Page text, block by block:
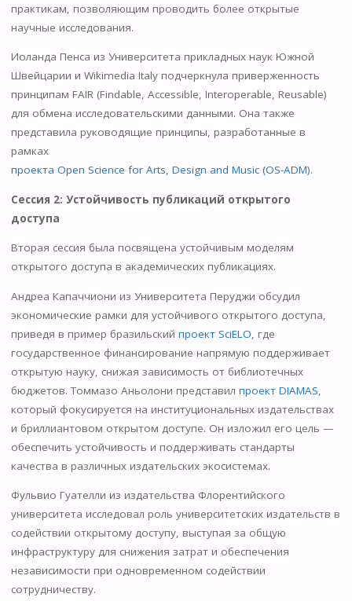
практикам, позволяющим проводить более открытые
научные исследования.
Иоланда Пенса из Университета прикладных наук Южной
Швейцарии и Wikimedia Italy подчеркнула приверженность
принципам FAIR (Findable, Accessible, Interoperable, Reusable)
для обмена исследовательскими данными. Она также
представила руководящие принципы, разработанные в
рамках
проекта Open Science for Arts, Design and Music (OS-ADM).
Сессия 2: Устойчивость публикаций открытого
доступа
Вторая сессия была посвящена устойчивым моделям
открытого доступа в академических публикациях.
Андреа Капаччиони из Университета Перуджи обсудил
экономические рамки для устойчивого открытого доступа,
приведя в пример бразильский проект SciELO, где
государственное финансирование напрямую поддерживает
открытую науку, снижая зависимость от библиотечных
бюджетов. Томмазо Аньолони представил проект DIAMAS,
который фокусируется на институциональных издательствах
и бриллиантовом открытом доступе. Он изложил его цель —
обеспечить устойчивость и поддерживать стандарты
качества в различных издательских экосистемах.
Фульвио Гуателли из издательства Флорентийского
университета исследовал роль университетских издательств в
содействии открытому доступу, выступая за общую
инфраструктуру для снижения затрат и обеспечения
независимости при одновременном содействии
сотрудничеству.